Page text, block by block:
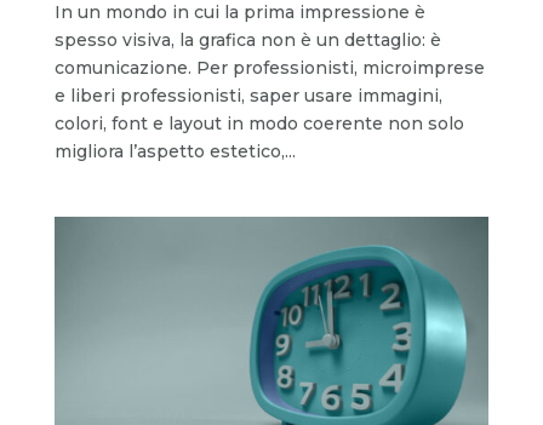
In un mondo in cui la prima impressione è
spesso visiva, la grafica non è un dettaglio: è
comunicazione. Per professionisti, microimprese
e liberi professionisti, saper usare immagini,
colori, font e layout in modo coerente non solo
migliora l’aspetto estetico,...